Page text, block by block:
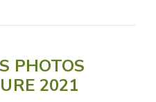
PHOTOS
2021